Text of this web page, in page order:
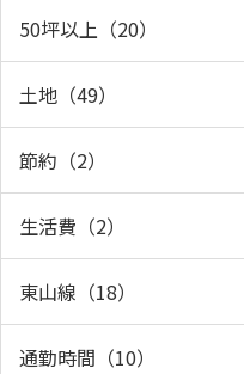
50坪以上（20）
土地（49）
節約（2）
生活費（2）
東山線（18）
通勤時間（10）